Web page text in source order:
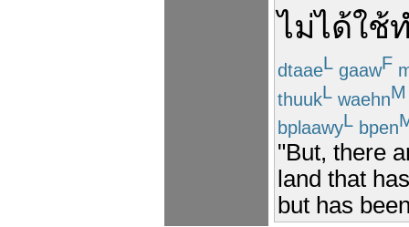
ไม่ได้ใช้
dtaaeL gaawF
thuukL waehnM
bplaawyL bpen
"But, there
land that
but has